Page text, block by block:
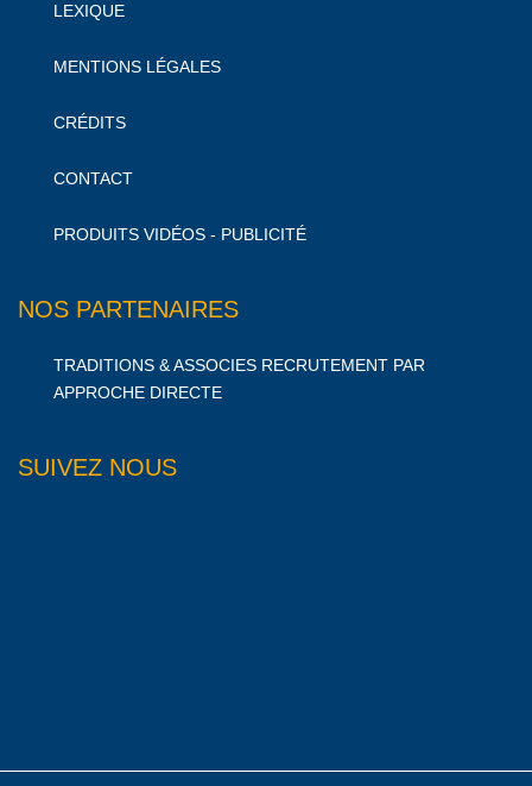
LEXIQUE
MENTIONS LÉGALES
CRÉDITS
CONTACT
PRODUITS VIDÉOS - PUBLICITÉ
NOS PARTENAIRES
TRADITIONS & ASSOCIES RECRUTEMENT PAR
APPROCHE DIRECTE
SUIVEZ NOUS